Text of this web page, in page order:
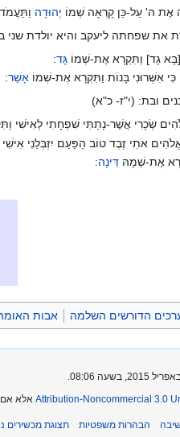
אֶת ה' עַל-כֵּן קָרְאָה שְׁמוֹ יְהוּדָה
את שפחתה ליעקב והיא יולדת שני
גָד] וַתִּקְרָא אֶת-שְׁמוֹגָּד:
אִשְּׁרוּנִי בָּנוֹת וַתִּקְרָא אֶת-שְׁמוֹאָשֵׁר:
ובת: (י"ז- כ"א)
שְׂכָרִי אֲשֶׁר-נָתַתִּי שִׁפְחָתִי לְאִישִׁי
אֹתִי זֶבֶד טוֹב הַפַּעַם יִזְבְּלֵנִי
אֶת-שְׁמָהּדִּינָה:
ערכים הדורשים השלמה אבות
Attribution-Noncommercial 3.0 אלא
הבהרות משפטיות תצוגת מכשירים